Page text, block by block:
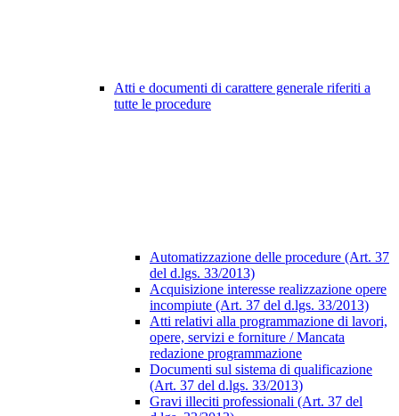
Atti e documenti di carattere generale riferiti a
tutte le procedure
Automatizzazione delle procedure (Art. 37
del d.lgs. 33/2013)
Acquisizione interesse realizzazione opere
incompiute (Art. 37 del d.lgs. 33/2013)
Atti relativi alla programmazione di lavori,
opere, servizi e forniture / Mancata
redazione programmazione
Documenti sul sistema di qualificazione
(Art. 37 del d.lgs. 33/2013)
Gravi illeciti professionali (Art. 37 del